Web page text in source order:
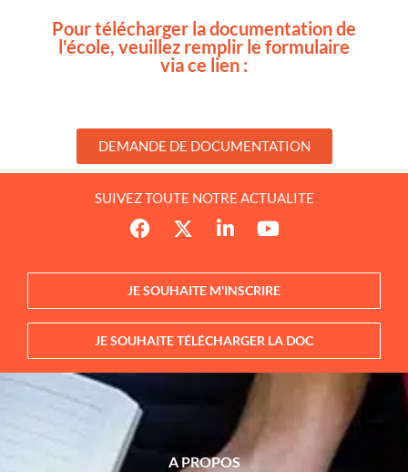
Pour télécharger la documentation de
l'école, veuillez remplir le formulaire
via ce lien :
DEMANDE DE DOCUMENTATION
SUIVEZ TOUTE NOTRE ACTUALITE
JE SOUHAITE M'INSCRIRE
JE SOUHAITE TÉLÉCHARGER LA DOC
A PROPOS